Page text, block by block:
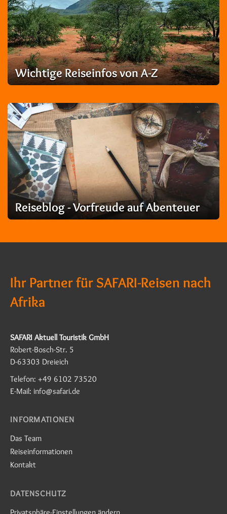
Wichtige Reiseinfos von A-Z
Reiseblog - Vorfreude auf Abenteuer
Ihr Partner für SAFARI-Reisen nach
Afrika
SAFARI Aktuell Touristik GmbH
Robert-Bosch-Str. 5
D-63303 Dreieich
Telefon: +49 6102 73520
E-Mail: info@safari.de
INFORMATIONEN
Das Team
Reiseinformationen
Kontakt
DATENSCHUTZ